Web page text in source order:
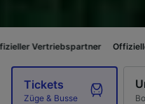
Offizieller
Tickets
Züge & Busse